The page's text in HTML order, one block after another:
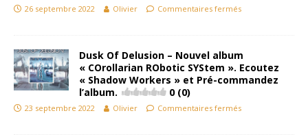
26 septembre 2022 Olivier Commentaires fermés
Dusk Of Delusion – Nouvel album
« COrollarian RObotic SYStem ». Ecoutez
« Shadow Workers » et Pré-commandez
l’album.
0 (0)
23 septembre 2022 Olivier Commentaires fermés